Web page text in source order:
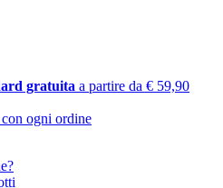
gratuita a partire da € 59,90
ogni ordine